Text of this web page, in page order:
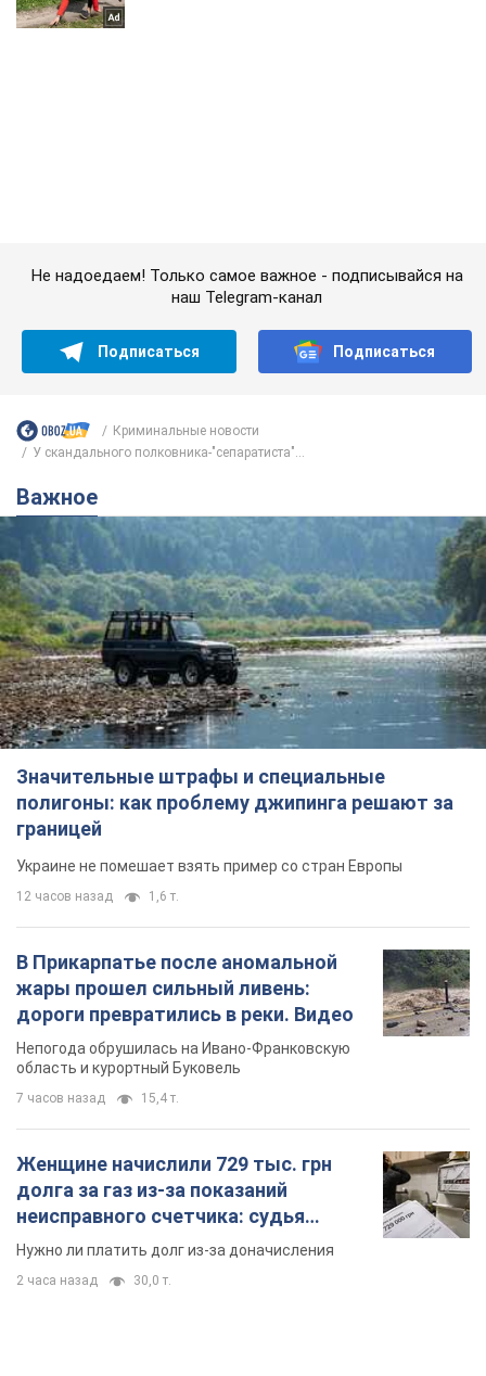
Важное
Значительные штрафы и специальные
полигоны: как проблему джипинга решают за
границей
Украине не помешает взять пример со стран Европы
12 часов назад 1,6 т.
В Прикарпатье после аномальной
жары прошел сильный ливень:
дороги превратились в реки. Видео
Непогода обрушилась на Ивано-Франковскую
Женщине начислили 729 тыс. грн
долга за газ из-за показаний
неисправного счетчика: судья
вынес неожиданное решение
2 часа назад 30,0 т.